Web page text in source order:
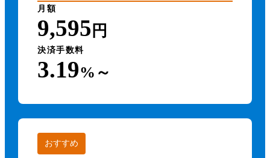
月額
9,595 円
決済手数料
3.19%～
おすすめ